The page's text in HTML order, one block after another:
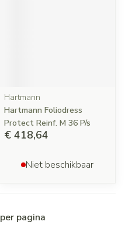
Hartmann
Hartmann Foliodress
Protect Reinf. M 36 P/s
€ 418,64
Niet beschikbaar
per pagina